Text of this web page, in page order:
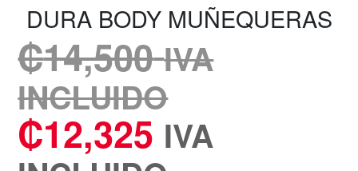
DURA BODY MUÑEQUERAS
₡14,500 IVA
INCLUIDO
₡12,325 IVA